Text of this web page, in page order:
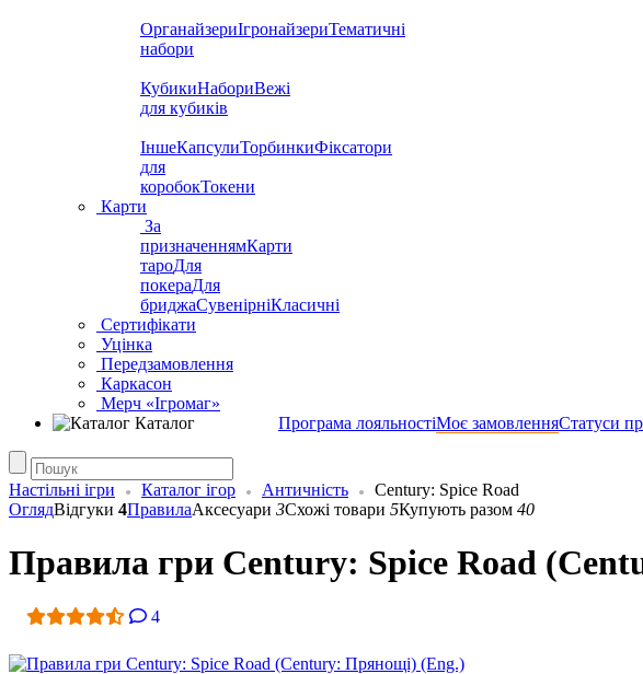
ОрганайзериІгронайзериТематичні
набори
КубикиНабориВежі
для кубиків
ІншеКапсулиТорбинкиФіксатори
для
коробокТокени
Карти
За
призначеннямКарти
тароДля
покераДля
бриджаСувенірніКласичні
Сертифікати
Уцінка
Передзамовлення
Каркасон
Мерч «Ігромаг»
Каталог
Програма лояльностіМоє замовленняСтатуси
Настільні ігри Каталог ігор Античність
Century: Spice Road
ОглядВідгуки 4ПравилаАксесуари 3Схожі товари 5Купують разом 40
Правила гри Century: Spice Road
4